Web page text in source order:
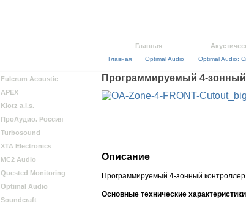
Главная
Главная Optimal Audio Optimal Audio:
Fulcrum Acoustic
APEX
Klotz a.i.s.
ПроАудио. Россия
Turbosound
XTA Electronics
MC2 Audio
Quested Monitoring
Optimal Audio
Soundcraft
Программируемый 4-зонный
Описание
Программируемый 4-зонный контроллер
Основные технические